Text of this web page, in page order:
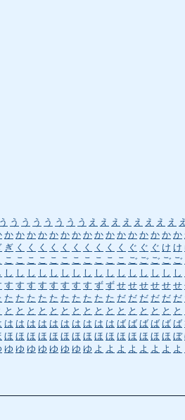
う う う う う う う う え え え え え え え え え
か か か か か か か か か か か か か か か か
ぎ く く く く く く く く く く ぐ ぐ ぐ け け
こ こ こ こ こ こ こ こ こ こ こ ご ご ご ご ご
し し し し し し し し し し し し し し し し
す す す す す す す す ず ず せ せ せ せ せ せ
た た た た た た た た た た だ だ だ だ だ だ
と と と と と と と と と と と と と と と と
は は は は は は は は は は ば ば ば ば ば ば
ほ ほ ほ ほ ほ ほ ほ ほ ほ ほ ほ ほ ほ ほ ほ ぼ
ゆ ゆ ゆ ゆ ゆ ゆ ゆ ゆ よ よ よ よ よ よ よ よ